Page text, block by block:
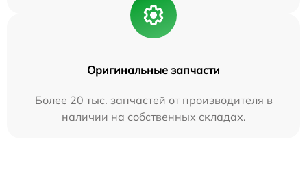
Оригинальные запчасти
Более 20 тыс. запчастей от производителя в
наличии на собственных складах.